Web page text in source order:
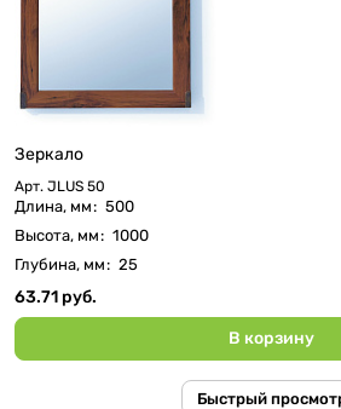
Зеркало
Арт. JLUS 50
Длина, мм: 500
Высота, мм: 1000
Глубина, мм: 25
63.71 руб.
В корзину
Быстрый